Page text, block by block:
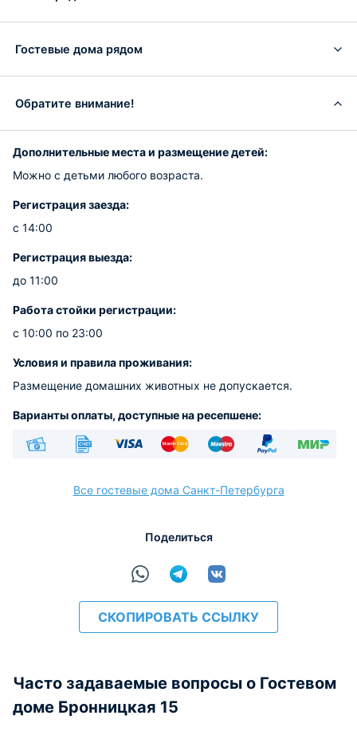
Гостевые дома рядом
Обратите внимание!
Дополнительные места и размещение детей:
Можно с детьми любого возраста.
Регистрация заезда:
с 14:00
Регистрация выезда:
до 11:00
Работа стойки регистрации:
с 10:00 по 23:00
Условия и правила проживания:
Размещение домашних животных не допускается.
Варианты оплаты, доступные на ресепшене:
Все гостевые дома Санкт-Петербурга
Поделиться
СКОПИРОВАТЬ ССЫЛКУ
Часто задаваемые вопросы о Гостевом
доме Бронницкая 15